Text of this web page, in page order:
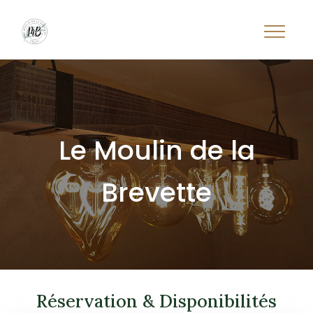
Le Moulin de la
Brevette
Réservation & Disponibilités